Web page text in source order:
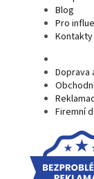
Blog
Pro
Kontakty
Doprava
Firemní